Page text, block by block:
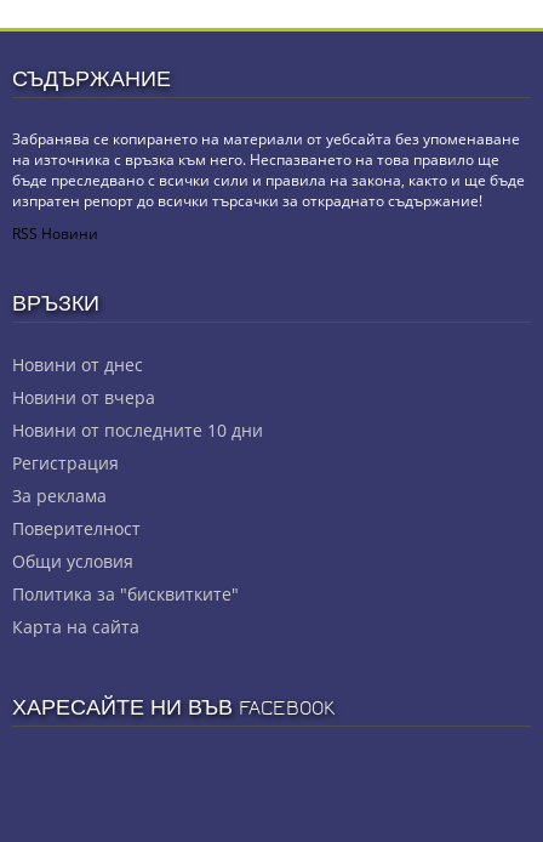
СЪДЪРЖАНИЕ
Забранява се копирането на материали от уебсайта без упоменаване
на източника с връзка към него. Неспазването на това правило ще
бъде преследвано с всички сили и правила на закона, както и ще бъде
изпратен репорт до всички търсачки за откраднато съдържание!
RSS Новини
ВРЪЗКИ
Новини от днес
Новини от вчера
Новини от последните 10 дни
Регистрация
За реклама
Πoвepитeлнocт
Общи условия
Политика за "бисквитките"
Карта на сайта
ХАРЕСАЙТЕ НИ ВЪВ FACEBOOK